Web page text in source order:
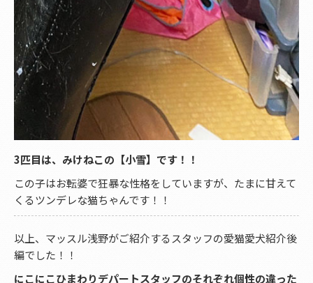
3匹目は、みけねこの【小雪】です！！
この子はお転婆で狂暴な性格をしていますが、たまに甘えて
くるツンデレな猫ちゃんです！！
以上、マッスル浅野がご紹介するスタッフの愛猫愛犬紹介後
編でした！！
にこにこひまわりデパートスタッフのそれぞれ個性の違った